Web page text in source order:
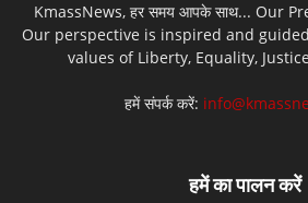
KmassNews, हर समय आपके साथ... Our
Our perspective is inspired and
values of Liberty, Equality,
हमें संपर्क करें:
हमें का पालन करें